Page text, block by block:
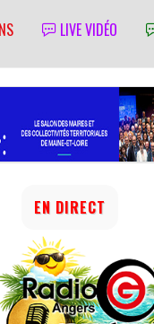
LIVE VIDÉO
EN DIRECT